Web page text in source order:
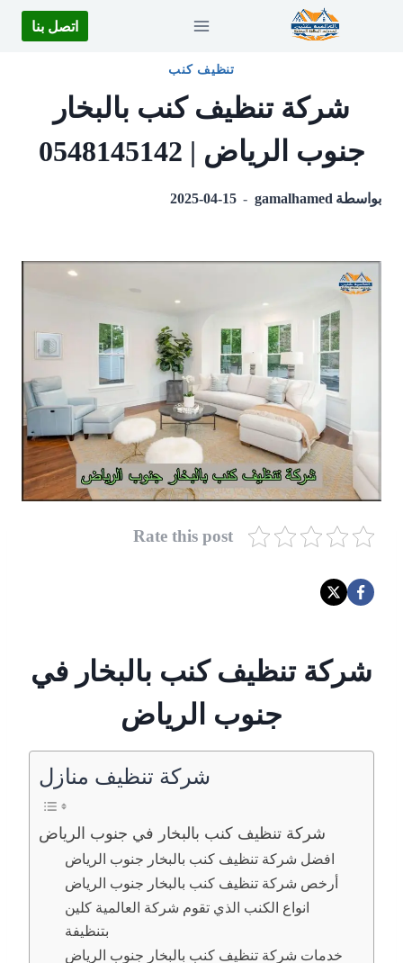
اتصل بنا
تنظيف كنب
شركة تنظيف كنب بالبخار
جنوب الرياض | 0548145142
بواسطة gamalhamed
2025-04-15
Rate this post
شركة تنظيف كنب بالبخار في
جنوب الرياض
شركة تنظيف منازل
شركة تنظيف كنب بالبخار في جنوب الرياض
افضل شركة تنظيف كنب بالبخار جنوب الرياض
أرخص شركة تنظيف كنب بالبخار جنوب الرياض
انواع الكنب الذي تقوم شركة العالمية كلين
بتنظيفة
خدمات شركة تنظيف كنب بالبخار جنوب الرياض